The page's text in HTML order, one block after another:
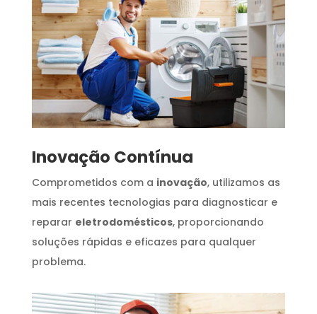
Inovação Contínua
Comprometidos com a inovação, utilizamos as
mais recentes tecnologias para diagnosticar e
reparar eletrodomésticos, proporcionando
soluções rápidas e eficazes para qualquer
problema.